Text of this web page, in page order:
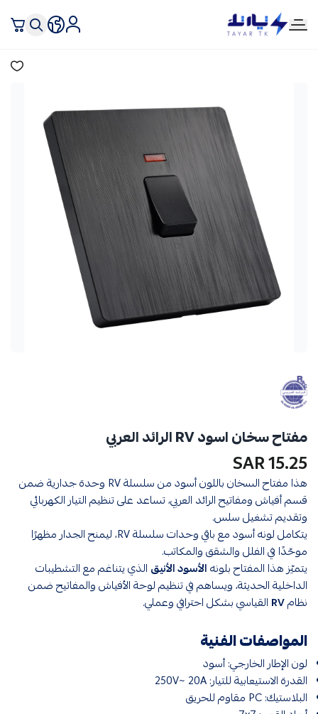
تيار تك إنارة وكهرباء
مفتاح سخان اسود RV الرائد العربي
15.25 SAR
هذا مفتاح السخان باللون أسود من سلسلة RV وحدة جدارية ضمن
قسم أفياش ومفاتيح الرائد العربي، تساعد على تنظيم التيار الكهربائي
وتقديم تشغيل سلس.
يتكامل لونه أسود مع باقي وحدات سلسلة RV، ليمنح الجدار مظهرًا
موحّدًا في الفلل والشقق والمكاتب.
يتميّز هذا المفتاح بلونهالأسود الأنيق الذي يتناغم مع التشطيبات
الداخلية الحديثة، ويساهم في تنظيم لوحة الأفياش والمفاتيح ضمن
نظامRV القياسي بشكل احترافي وعملي.
المواصفات الفنية
لون الإطار الخارجي: أسود
القدرة الاستيعابية للتيار: 250V~ 20A
البلاستيك: PC مقاوم للحريق